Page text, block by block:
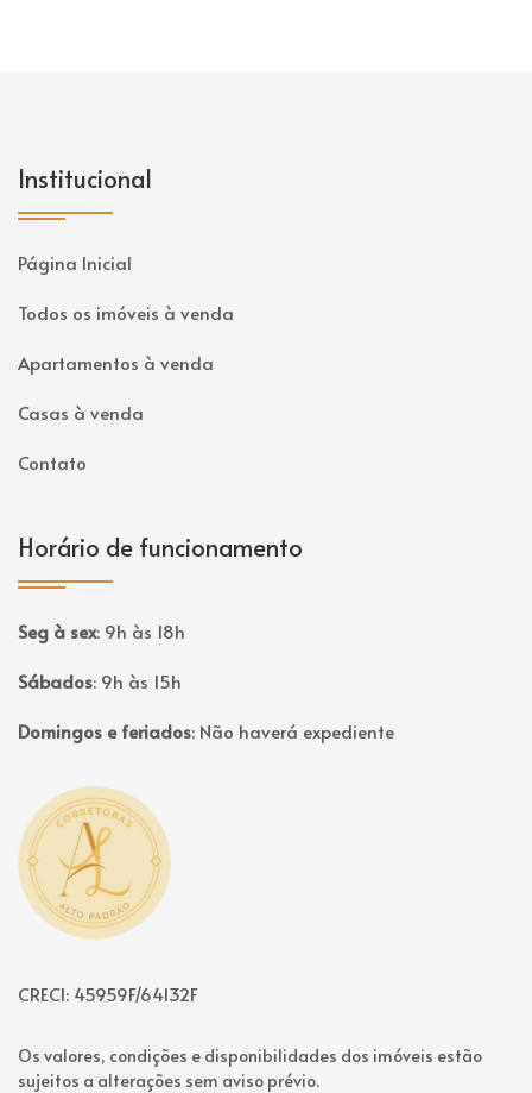
Institucional
Página Inicial
Todos os imóveis à venda
Apartamentos à venda
Casas à venda
Contato
Horário de funcionamento
Seg à sex: 9h às 18h
Sábados: 9h às 15h
Domingos e feriados: Não haverá expediente
Página inicial
CRECI: 45959F/64132F
Os valores, condições e disponibilidades dos imóveis estão
sujeitos a alterações sem aviso prévio.